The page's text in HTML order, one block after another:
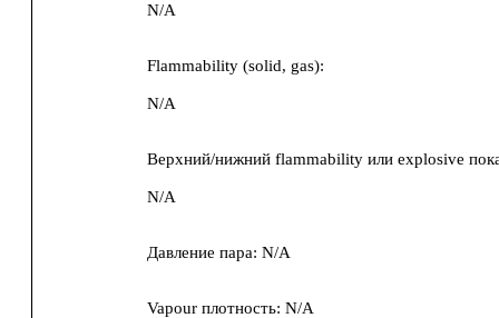
N/A
Flammability (solid, gas):
N/A
Верхний/нижний flammability или explosive
N/A
Давление пара: N/A
Vapour плотность: N/A